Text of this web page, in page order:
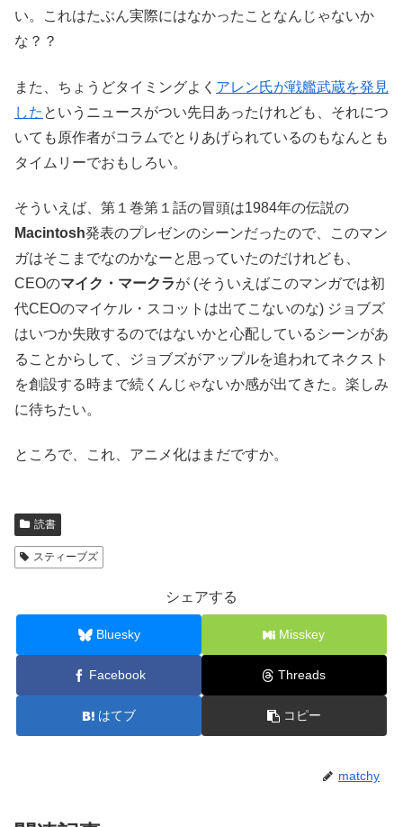
い。これはたぶん実際にはなかったことなんじゃないか
な？？
また、ちょうどタイミングよく アレン氏が戦艦武蔵を発見
した というニュースがつい先日あったけれども、それにつ
いても原作者がコラムでとりあげられているのもなんとも
タイムリーでおもしろい。
そういえば、第１巻第１話の冒頭は1984年の伝説の
Macintosh発表のプレゼンのシーンだったので、このマン
ガはそこまでなのかなーと思っていたのだけれども、
CEOのマイク・マークラが (そういえばこのマンガでは初
代CEOのマイケル・スコットは出てこないのな) ジョブズ
はいつか失敗するのではないかと心配しているシーンがあ
ることからして、ジョブズがアップルを追われてネクスト
を創設する時まで続くんじゃないか感が出てきた。楽しみ
に待ちたい。
ところで、これ、アニメ化はまだですか。
読書
スティーブズ
シェアする
Bluesky Misskey
Facebook Threads
はてブ コピー
matchy